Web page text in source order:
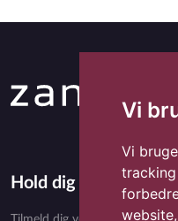
Vi
Vi
Hold dig opdateret